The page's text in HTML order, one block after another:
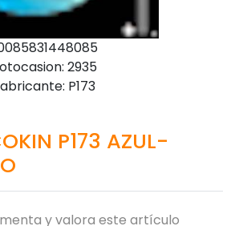
2935
P173
P173 AZUL-
y valora este artículo